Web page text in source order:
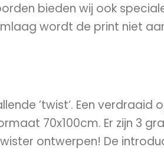
bieden wij ook
wordt de print niet
’twist’. Een verdraaid
70x100cm. Er zijn 3
ontwerpen! De